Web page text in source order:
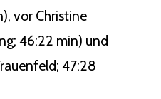
vor Christine
46:22 min) und
47:28